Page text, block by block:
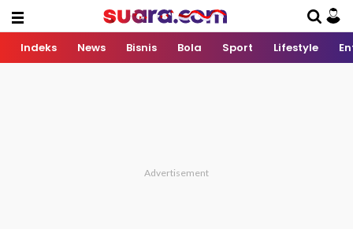
Indeks News Bisnis Bola Sport Lifestyle